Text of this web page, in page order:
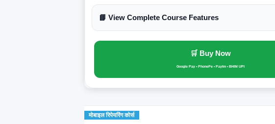
📘 View Complete Course Features
🛒 Buy Now
Google Pay • PhonePe • Paytm • BHIM UPI
मोबाइल रिपेयरिंग कोर्स